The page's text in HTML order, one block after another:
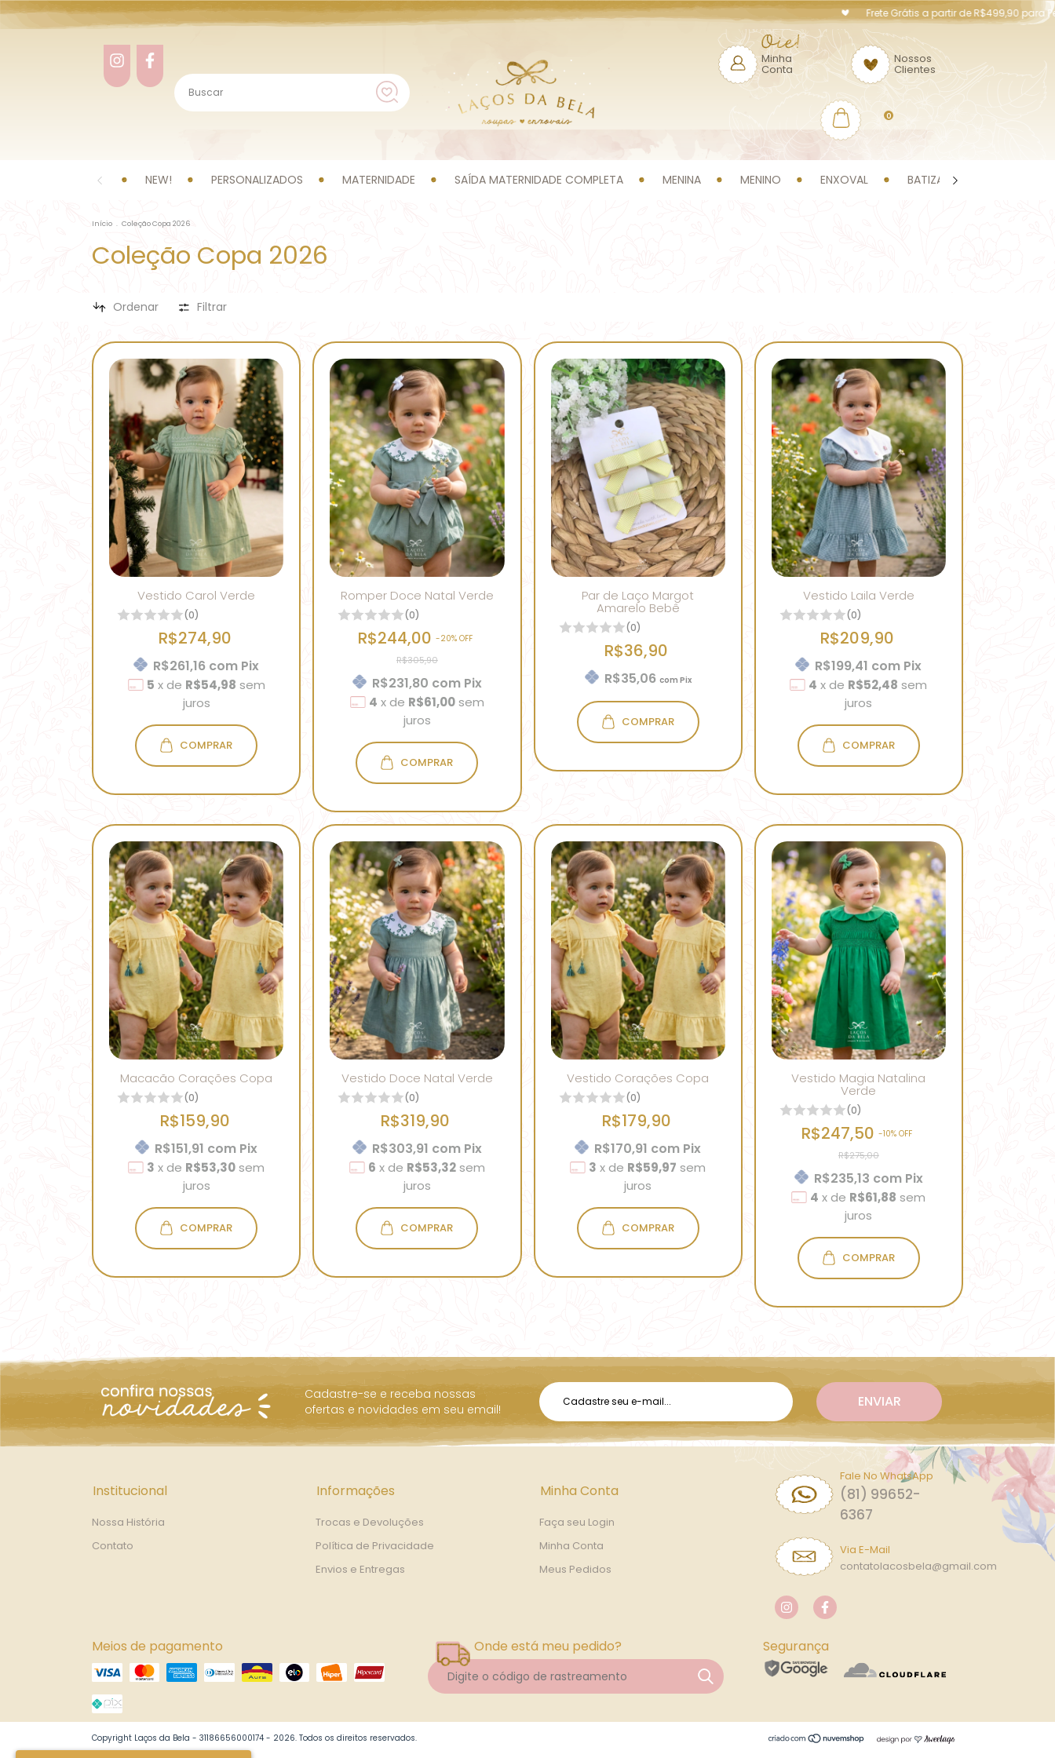
Frete Grátis a partir de R$499,90 para
Minha
Conta
Nossos
Clientes
0
NEW! PERSONALIZADOS MATERNIDADE SAÍDA MATERNIDADE COMPLETA MENINA MENINO ENXOVAL BATIZADO
Início . Coleção Copa 2026
Coleção Copa 2026
Ordenar Filtrar
Vestido Carol Verde
(0)
R$274,90
R$261,16 com Pix
5 x de R$54,98 sem
juros
COMPRAR
Romper Doce Natal Verde
(0)
R$244,00-20% OFF
R$305,90
R$231,80 com Pix
4 x de R$61,00 sem
juros
COMPRAR
Par de Laço Margot
Amarelo Bebê
(0)
R$36,90
R$35,06 com Pix
COMPRAR
Vestido Laila Verde
(0)
R$209,90
R$199,41 com Pix
4 x de R$52,48 sem
juros
COMPRAR
Macacão Corações Copa
(0)
R$159,90
R$151,91 com Pix
3 x de R$53,30 sem
juros
COMPRAR
Vestido Doce Natal Verde
(0)
R$319,90
R$303,91 com Pix
6 x de R$53,32 sem
juros
COMPRAR
Vestido Corações Copa
(0)
R$179,90
R$170,91 com Pix
3 x de R$59,97 sem
juros
COMPRAR
Vestido Magia Natalina
Verde
(0)
R$247,50-10% OFF
R$275,00
R$235,13 com Pix
4 x de R$61,88 sem
juros
COMPRAR
Cadastre-se e receba nossas
ofertas e novidades em seu email!
Institucional
Nossa História
Contato
Informações
Trocas e Devoluções
Política de Privacidade
Envios e Entregas
Minha Conta
Faça seu Login
Minha Conta
Meus Pedidos
Fale No WhatsApp
(81) 99652-
6367
Via E-Mail
contatolacosbela@gmail.com
Meios de pagamento Onde está meu pedido? Segurança
Copyright Laços da Bela - 31186656000174 - 2026. Todos os direitos reservados.